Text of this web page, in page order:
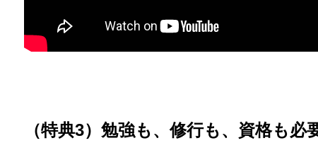
（特典3）勉強も、修行も、資格も